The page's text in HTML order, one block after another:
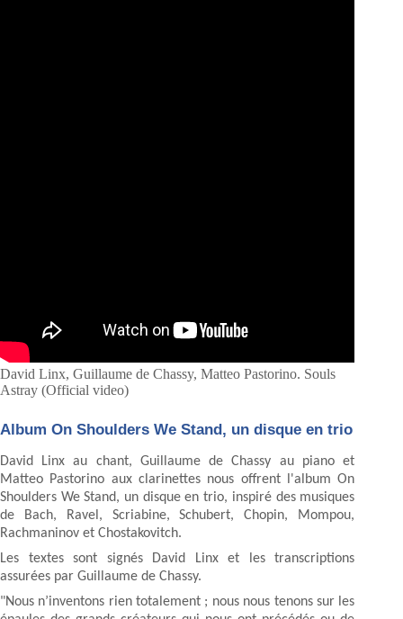
David Linx, Guillaume de Chassy, Matteo Pastorino. Souls
Astray (Official video)
Album On Shoulders We Stand, un disque en trio
David Linx au chant, Guillaume de Chassy au piano et
Matteo Pastorino aux clarinettes nous offrent l'album On
Shoulders We Stand, un disque en trio, inspiré des musiques
de Bach, Ravel, Scriabine, Schubert, Chopin, Mompou,
Rachmaninov et Chostakovitch.
Les textes sont signés David Linx et les transcriptions
assurées par Guillaume de Chassy.
"Nous n’inventons rien totalement ; nous nous tenons sur les